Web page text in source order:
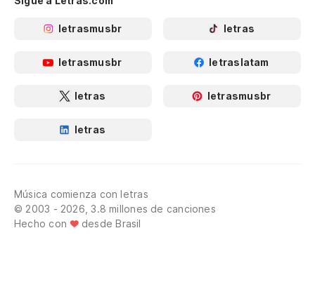
letrasmusbr letras
letrasmusbr letraslatam
letras letrasmusbr
letras
Música comienza con letras
© 2003 - 2026, 3.8 millones de canciones
Hecho con
desde Brasil